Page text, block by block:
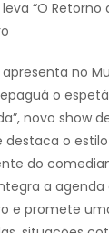
“O Retorno
no
o
novo show
o
do
a agenda
e promete